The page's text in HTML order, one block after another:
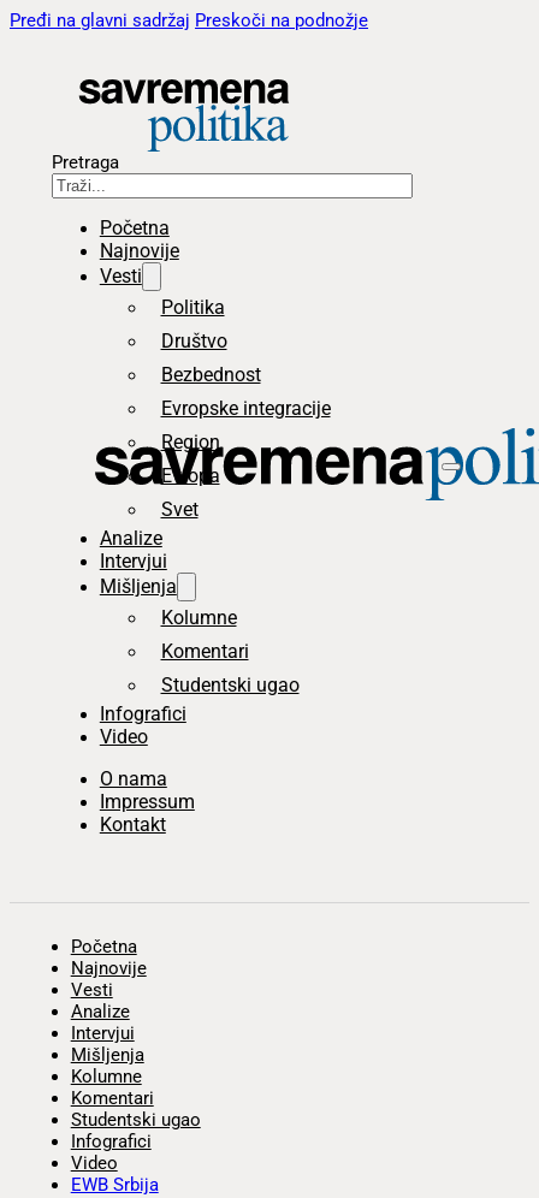
Pređi na glavni sadržaj Preskoči na podnožje
Pretraga
Početna
Najnovije
Vesti
Politika
Društvo
Bezbednost
Evropske integracije
Region
Evropa
Svet
Analize
Intervjui
Mišljenja
Kolumne
Komentari
Studentski ugao
Infografici
Video
O nama
Impressum
Kontakt
Početna
Najnovije
Vesti
Analize
Intervjui
Mišljenja
Kolumne
Komentari
Studentski ugao
Infografici
Video
EWB Srbija